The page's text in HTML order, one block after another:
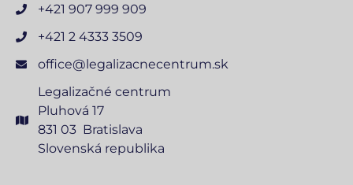
+421 907 999 909
+421 2 4333 3509
office@legalizacnecentrum.sk
Legalizačné centrum
Pluhová 17
831 03 Bratislava
Slovenská republika